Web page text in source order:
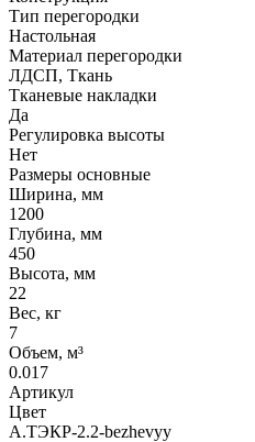
Тип перегородки
Настольная
Материал перегородки
ЛДСП, Ткань
Тканевые накладки
Да
Регулировка высоты
Нет
Размеры основные
Ширина, мм
1200
Глубина, мм
450
Высота, мм
22
Вес, кг
7
Объем, м³
0.017
Артикул
Цвет
А.ТЭКР-2.2-bezhevyy